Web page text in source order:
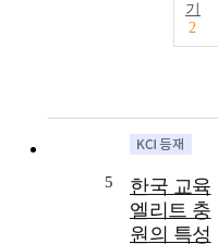
기
2
5
한국 교육
엘리트 충
원의 특성